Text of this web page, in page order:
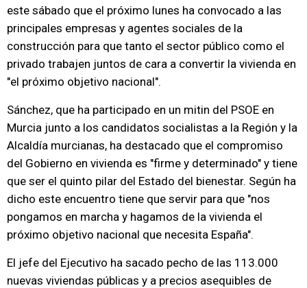
este sábado que el próximo lunes ha convocado a las
principales empresas y agentes sociales de la
construcción para que tanto el sector público como el
privado trabajen juntos de cara a convertir la vivienda en
"el próximo objetivo nacional".
Sánchez, que ha participado en un mitin del PSOE en
Murcia junto a los candidatos socialistas a la Región y la
Alcaldía murcianas, ha destacado que el compromiso
del Gobierno en vivienda es "firme y determinado" y tiene
que ser el quinto pilar del Estado del bienestar. Según ha
dicho este encuentro tiene que servir para que "nos
pongamos en marcha y hagamos de la vivienda el
próximo objetivo nacional que necesita España".
El jefe del Ejecutivo ha sacado pecho de las 113.000
nuevas viviendas públicas y a precios asequibles de